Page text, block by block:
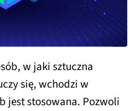
w jaki sztuczna
się, wchodzi w
jest stosowana. Pozwoli